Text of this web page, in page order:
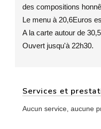
des compositions
Le menu à 20,6Euros
A la carte autour de
Ouvert jusqu'à 22h30.
Services et
Aucun service, aucune